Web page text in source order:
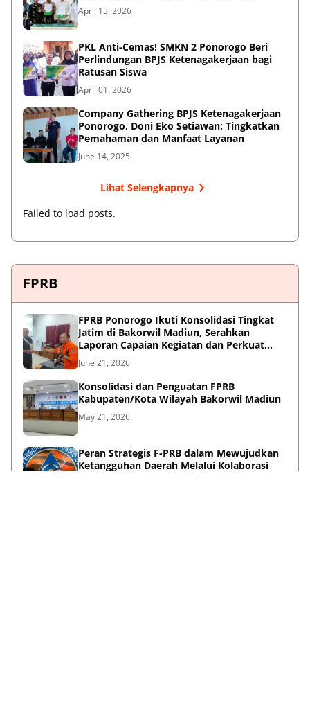
April 15, 2026
PKL Anti-Cemas! SMKN 2 Ponorogo Beri
Perlindungan BPJS Ketenagakerjaan bagi
Ratusan Siswa
April 01, 2026
Company Gathering BPJS Ketenagakerjaan
Ponorogo, Doni Eko Setiawan: Tingkatkan
Pemahaman dan Manfaat Layanan
June 14, 2025
Lihat Selengkapnya
Failed to load posts.
FPRB
FPRB Ponorogo Ikuti Konsolidasi Tingkat
Jatim di Bakorwil Madiun, Serahkan
Laporan Capaian Kegiatan dan Perkuat
Sinergi Pentahelix
June 21, 2026
Konsolidasi dan Penguatan FPRB
Kabupaten/Kota Wilayah Bakorwil Madiun
May 21, 2026
Peran Strategis F-PRB dalam Mewujudkan
Ketangguhan Daerah Melalui Kolaborasi